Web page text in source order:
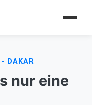
DAKAR
nur eine